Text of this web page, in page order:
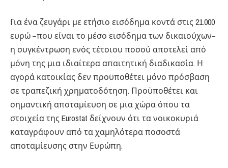
Για ένα ζευγάρι με ετήσιο εισόδημα κοντά στις 21.000
ευρώ –που είναι το μέσο εισόδημα των δικαιούχων–
η συγκέντρωση ενός τέτοιου ποσού αποτελεί από
μόνη της μια ιδιαίτερα απαιτητική διαδικασία. Η
αγορά κατοικίας δεν προϋποθέτει μόνο πρόσβαση
σε τραπεζική χρηματοδότηση. Προϋποθέτει και
σημαντική αποταμίευση σε μια χώρα όπου τα
στοιχεία της Eurostat δείχνουν ότι τα νοικοκυριά
καταγράφουν από τα χαμηλότερα ποσοστά
αποταμίευσης στην Ευρώπη.